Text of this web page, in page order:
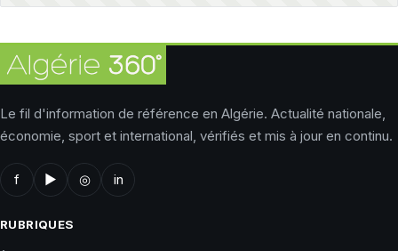
Le fil d'information de référence en Algérie. Actualité nationale,
économie, sport et international, vérifiés et mis à jour en continu.
f ▶ ◎ in
RUBRIQUES